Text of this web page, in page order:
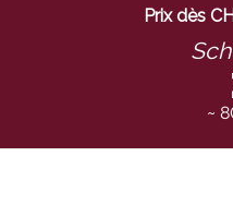
Prix dès
~